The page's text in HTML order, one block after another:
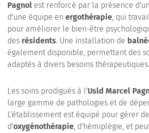
Pagnol est renforcé par la présence
d'une équipe en ergothérapie, qui
pour améliorer le bien-être
des résidents. Une installation de
également disponible, permettant des
adaptés à divers besoins thérapeutiques.
Les soins prodigués à l'Usld Marcel
large gamme de pathologies et de
L'établissement est équipé pour gérer
d'oxygénothérapie, d'hémiplégie, et